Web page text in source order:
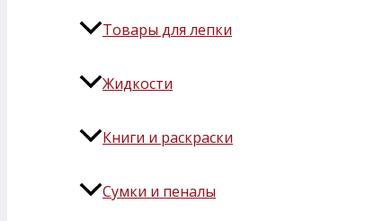
Товары для лепки
Жидкости
Книги и раскраски
Сумки и пеналы